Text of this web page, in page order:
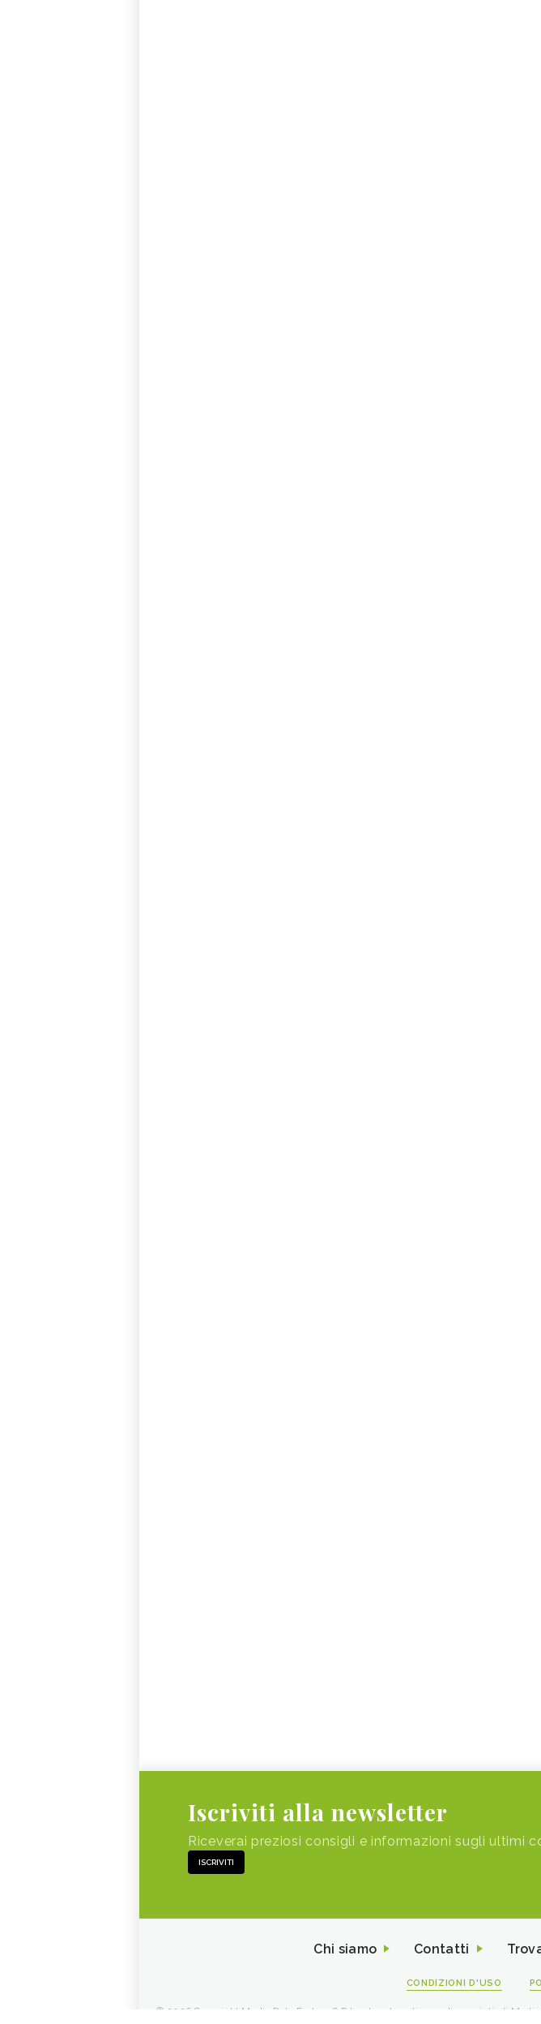
Iscriviti alla newsletter
Riceverai preziosi consigli e informazioni sugli ultimi
ISCRIVITI
Chi siamo Contatti
CONDIZIONI D'USO
© 2026 Copyright Media Data Factory S.R.L. - I contenuti sono di proprietà di